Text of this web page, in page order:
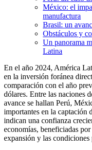
México: el
manufactura
Brasil: un
Obstáculos y
Un panorama
Latina
En el año 2024, América
en la inversión foránea
comparación con el año
dólares. Entre las naciones
avance se hallan Perú,
importantes en la captación
indican una confianza
economías, beneficiadas
expansión y las